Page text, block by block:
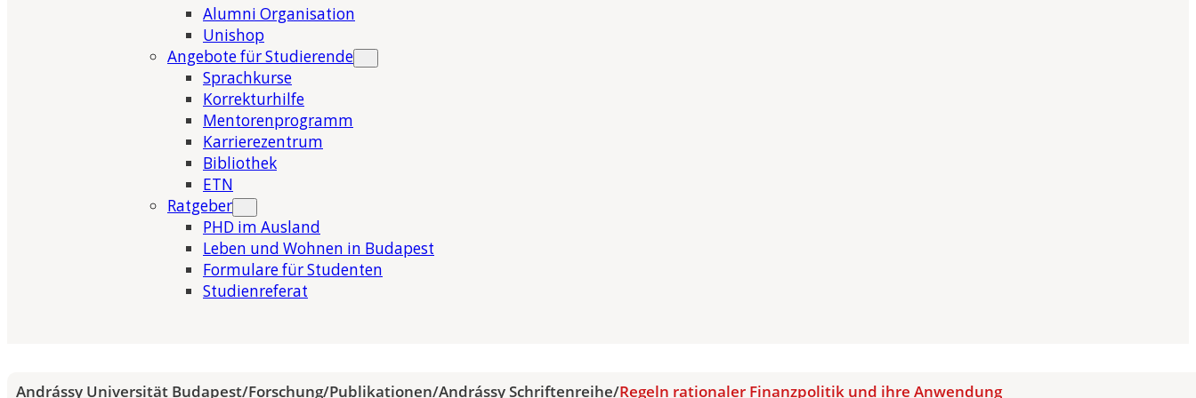
Alumni Organisation
Unishop
Angebote für Studierende
Sprachkurse
Korrekturhilfe
Mentorenprogramm
Karrierezentrum
Bibliothek
ETN
Ratgeber
PHD im Ausland
Leben und Wohnen in Budapest
Formulare für Studenten
Studienreferat
Andrássy Universität Budapest/Forschung/Publikationen/Andrássy Schriftenreihe/Regeln rationaler Finanzpolitik und ihre Anwendung